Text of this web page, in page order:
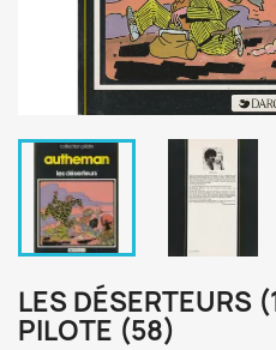
LES DÉSERTEURS
PILOTE (58)